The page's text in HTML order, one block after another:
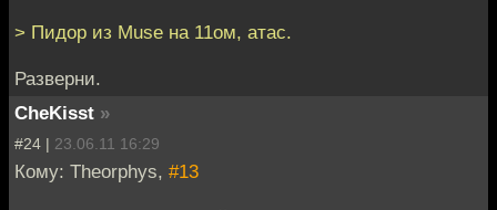
> Пидор из Muse на 11ом, атас.
Разверни.
CheKisst »
#24 | 23.06.11 16:29
Кому: Theorphys, #13